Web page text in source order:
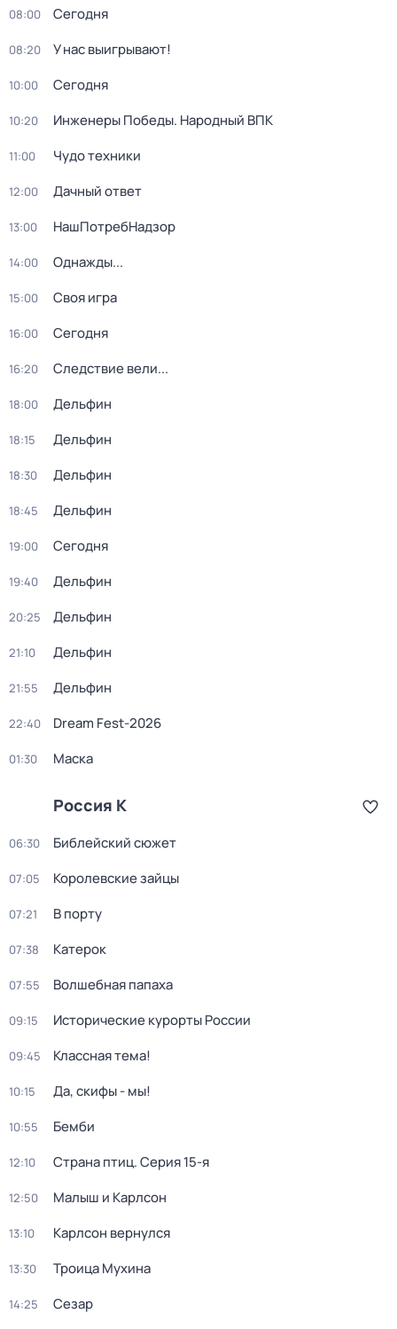
08:00 Сегодня
08:20 У нас выигрывают!
10:00 Сегодня
10:20 Инженеры Победы. Народный ВПК
11:00 Чудо техники
12:00 Дачный ответ
13:00 НашПотребНадзор
14:00 Однажды...
15:00 Своя игра
16:00 Сегодня
16:20 Следствие вели...
18:00 Дельфин
18:15 Дельфин
18:30 Дельфин
18:45 Дельфин
19:00 Сегодня
19:40 Дельфин
20:25 Дельфин
21:10 Дельфин
21:55 Дельфин
22:40 Dream Fest-2026
01:30 Маска
Россия К
06:30 Библейский сюжет
07:05 Королевские зайцы
07:21 В порту
07:38 Катерок
07:55 Волшебная папаха
09:15 Исторические курорты России
09:45 Классная тема!
10:15 Да, скифы - мы!
10:55 Бемби
12:10 Страна птиц. Серия 15-я
12:50 Малыш и Карлсон
13:10 Карлсон вернулся
13:30 Троица Мухина
14:25 Сезар